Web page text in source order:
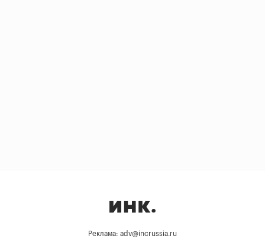
Реклама: adv@incrussia.ru